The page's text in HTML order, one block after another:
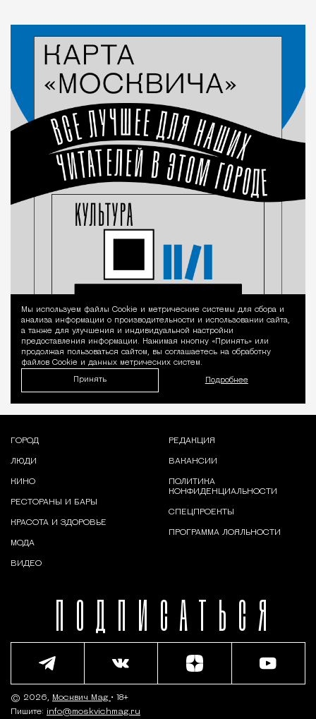
Уведомление
Мы используем файлы Сookie и метрические системы для сбора и
анализа информации о производительности и использовании сайта,
а также для улучшения и индивидуальной настройки
предоставления информации. Нажимая кнопку «Принять» или
продолжая пользоваться сайтом, вы соглашаетесь на обработку
файлов Cookie и данных метрических систем.
Принять Подробнее
ПОДПИСАТЬСЯ
ГОРОД
ЛЮДИ
КИНО
РЕСТОРАНЫ И БАРЫ
КРАСОТА И ЗДОРОВЬЕ
МОДА
ВИДЕО
РЕДАКЦИЯ
ВАКАНСИИ
ПОЛИТИКА
КОНФИДЕНЦИАЛЬНОСТИ
СПЕЦПРОЕКТЫ
ПРОГРАММА ЛОЯЛЬНОСТИ
© 2026, Москвич Mag • 18+
Пишите: info@moskvichmag.ru